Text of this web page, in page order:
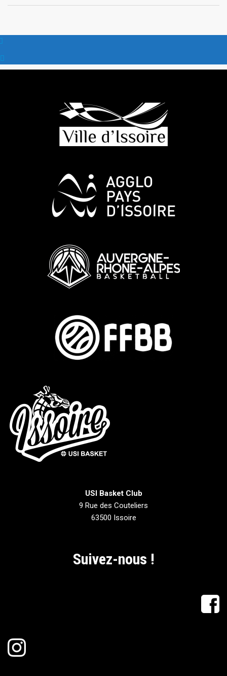
USI Basket Club
9 Rue des Couteliers
63500 Issoire
Suivez-nous !